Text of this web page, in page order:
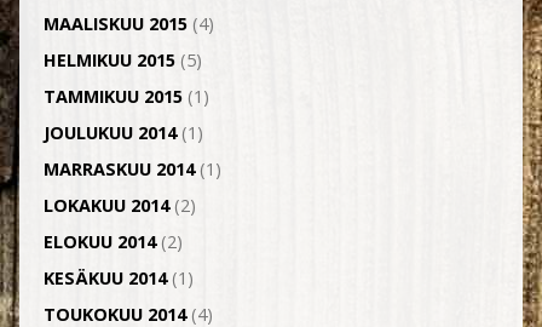
MAALISKUU 2015(4)
HELMIKUU 2015(5)
TAMMIKUU 2015(1)
JOULUKUU 2014(1)
MARRASKUU 2014(1)
LOKAKUU 2014(2)
ELOKUU 2014(2)
KESÄKUU 2014(1)
TOUKOKUU 2014(4)